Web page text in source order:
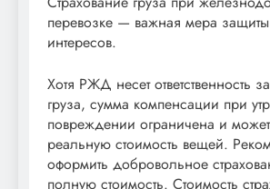
перевозке — важная мера
интересов.
Хотя РЖД несет ответственность
груза, сумма компенсации при
повреждении ограничена и
реальную стоимость вещей.
оформить добровольное
полную стоимость. Стоимость